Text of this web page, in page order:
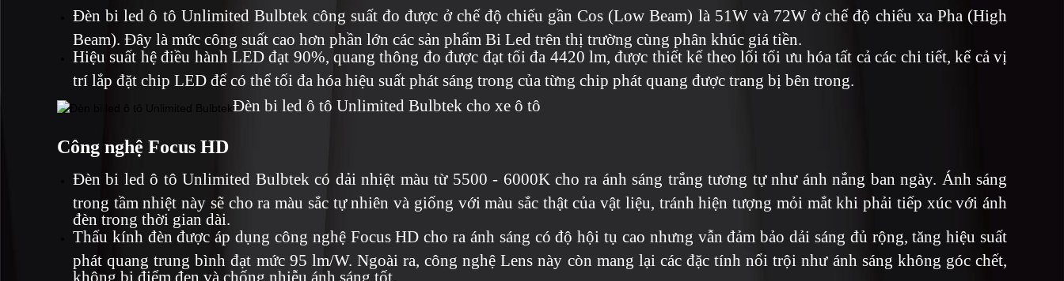
Đèn bi led ô tô Unlimited Bulbtek công suất đo được ở chế độ chiếu gần Cos (Low Beam) là 51W và 72W ở chế độ chiếu xa Pha (High
Beam). Đây là mức công suất cao hơn phần lớn các sản phẩm Bi Led trên thị trường cùng phân khúc giá tiền.
Hiệu suất hệ điều hành LED đạt 90%, quang thông đo được đạt tối đa 4420 lm, được thiết kế theo lối tối ưu hóa tất cả các chi tiết, kể cả vị
trí lắp đặt chip LED để có thể tối đa hóa hiệu suất phát sáng trong của từng chip phát quang được trang bị bên trong.
Đèn bi led ô tô Unlimited Bulbtek cho xe ô tô
Công nghệ Focus HD
Đèn bi led ô tô Unlimited Bulbtek có dải nhiệt màu từ 5500 - 6000K cho ra ánh sáng trắng tương tự như ánh nắng ban ngày. Ánh sáng
trong tầm nhiệt này sẽ cho ra màu sắc tự nhiên và giống với màu sắc thật của vật liệu, tránh hiện tượng mỏi mắt khi phải tiếp xúc với ánh
đèn trong thời gian dài.
Thấu kính đèn được áp dụng công nghệ Focus HD cho ra ánh sáng có độ hội tụ cao nhưng vẫn đảm bảo dải sáng đủ rộng, tăng hiệu suất
phát quang trung bình đạt mức 95 lm/W. Ngoài ra, công nghệ Lens này còn mang lại các đặc tính nổi trội như ánh sáng không góc chết,
không bị điểm đen và chống nhiễu ánh sáng tốt.